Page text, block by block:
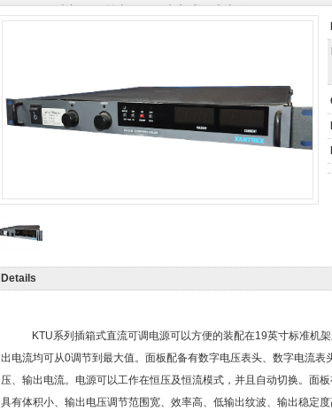
Details
KTU系列插箱式直流可调电源可以方便的装配在19英寸标准机
出电流均可从0调节到最大值。面板配备有数字电压表头、数字电流
压、输出电流。电源可以工作在恒压及恒流模式，并且自动切换。面
具有体积小、输出电压调节范围宽、效率高、低输出纹波、输出稳定